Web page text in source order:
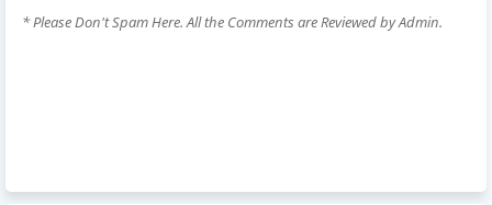
* Please Don't Spam Here. All the Comments are Reviewed by Admin.